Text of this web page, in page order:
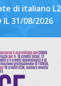
di italiano
IL 31/08/2026